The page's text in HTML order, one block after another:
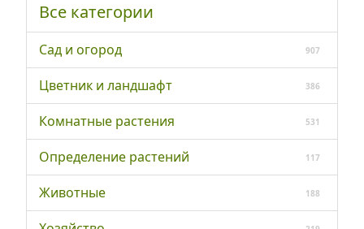
Все категории
Сад и огород 907
Цветник и ландшафт 386
Комнатные растения 531
Определение растений 117
Животные 188